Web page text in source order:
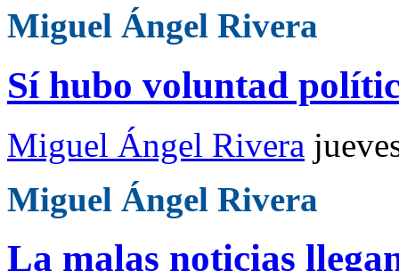
Miguel Ángel Rivera
Sí hubo voluntad
Miguel Ángel Rivera
Miguel Ángel Rivera
La malas noticias